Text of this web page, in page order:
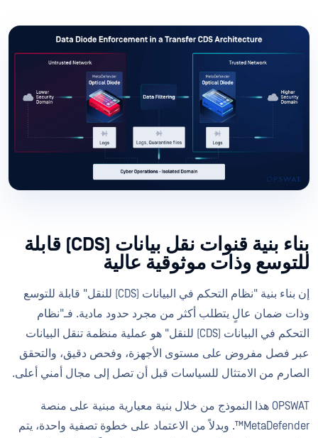
بناء بنية قنوات نقل بيانات (CDS) قابلة
للتوسع وذات موثوقية عالية
إن بناء بنية "نظام التحكم في البيانات (CDS) للنقل" قابلة للتوسع
وذات ضمان عالٍ يتطلب أكثر من مجرد حدود مادية. فـ"نظام
التحكم في البيانات (CDS) للنقل" هو عملية منظمة تنقل البيانات
عبر فصل مفروض على مستوى الأجهزة، وفحص دقيق، والتحقق
الصارم من الامتثال للسياسات قبل أن تصل إلى مجال أمني أعلى.
OPSWAT هذا النموذج من خلال بنية معيارية مبنية على منصة
MetaDefender™. وبدلاً من الاعتماد على خطوة تصفية واحدة، يتم